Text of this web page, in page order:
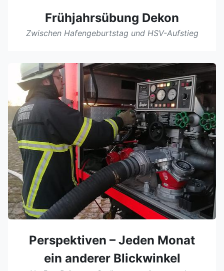
Frühjahrsübung Dekon
Zwischen Hafengeburtstag und HSV-Aufstieg
Perspektiven – Jeden Monat
ein anderer Blickwinkel